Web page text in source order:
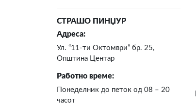
СТРАШО ПИНЏУР
Адреса:
Ул. “11-ти Октомври” бр. 25,
Општина Центар
Работно време:
Понеделник до петок од 08 – 20
часот